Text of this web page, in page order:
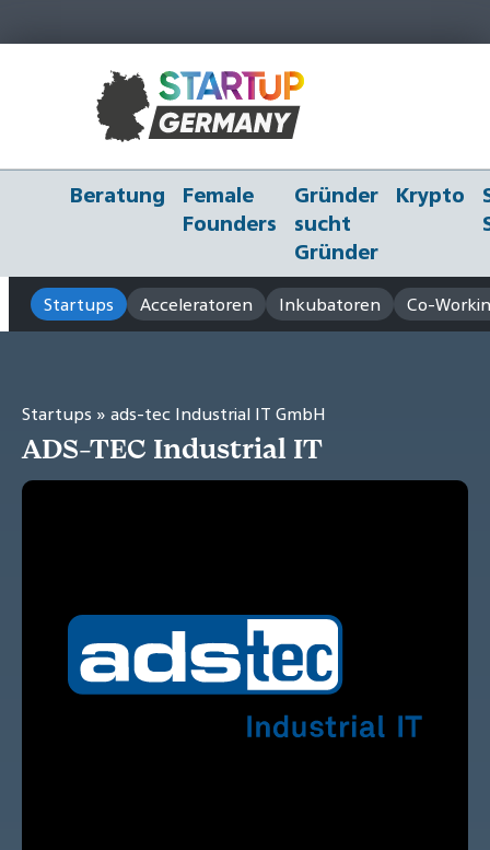
Beratung
Female
Founders
Gründer
sucht
Gründer
Krypto
Startups Acceleratoren Inkubatoren Co-
Startups » ads-tec Industrial IT GmbH
ADS-TEC Industrial IT